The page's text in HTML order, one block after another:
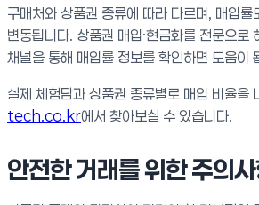
구매처와 상품권 종류에 따라 다르며, 매입률
변동됩니다. 상품권 매입·현금화를 전문으로
채널을 통해 매입률 정보를 확인하면 도움이
실제 체험담과 상품권 종류별로 매입 비율을
tech.co.kr에서 찾아보실 수 있습니다.
안전한 거래를 위한 주의